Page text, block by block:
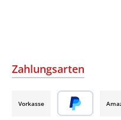
Zahlungsarten
Vorkasse